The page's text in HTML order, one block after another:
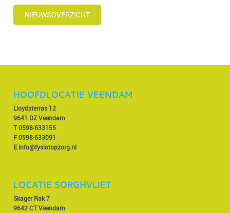
NIEUWSOVERZICHT
HOOFDLOCATIE VEENDAM
Lloydsterras 12
9641 DZ Veendam
T0598-633155
F 0598-633091
Einfo@fysiotopzorg.nl
LOCATIE SORGHVLIET
Skager Rak 7
9642 CT Veendam